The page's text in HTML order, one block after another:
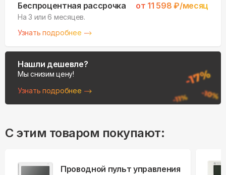
Беспроцентная рассрочка от 11 598 ₽/месяц
На 3 или 6 месяцев.
Узнать подробнее
Нашли дешевле?
Мы снизим цену!
Узнать подробнее
С этим товаром покупают:
Проводной пульт управления